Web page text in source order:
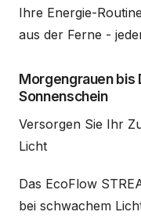
Ihre Energie-
aus der Ferne -
Morgengrauen bis
Sonnenschein
Versorgen Sie Ihr
Licht
Das EcoFlow
bei schwachem